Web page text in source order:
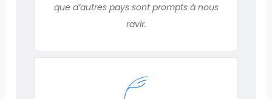
que d’autres pays sont prompts à nous
ravir.